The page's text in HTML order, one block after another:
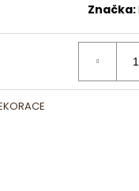
Značka: